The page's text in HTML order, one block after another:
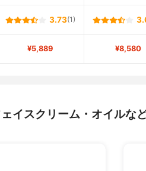
3.73(1)
¥5,889 ¥8,580
イスクリーム・オイルな